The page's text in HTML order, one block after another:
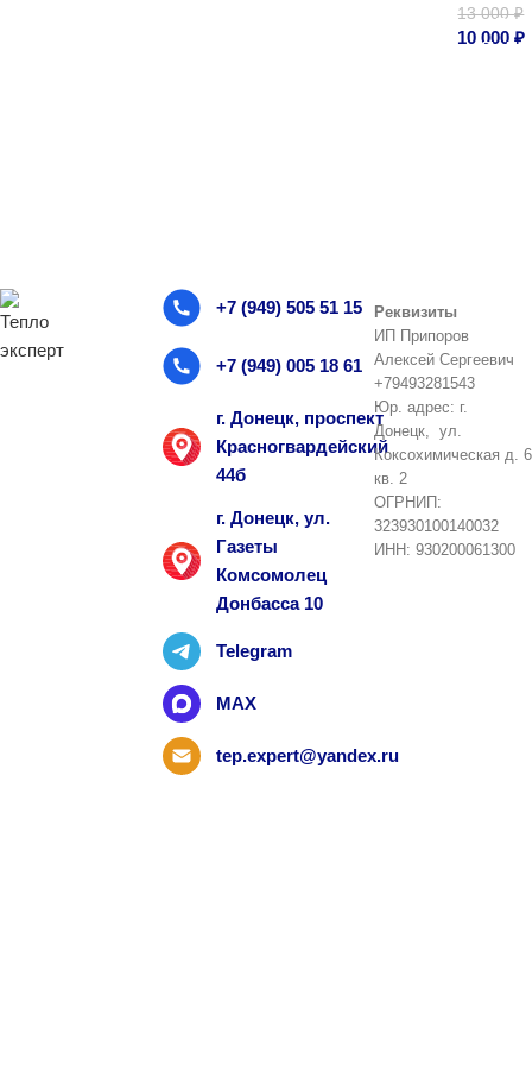
13 000₽
10 000₽
+7 (949) 505 51 15
+7 (949) 005 18 61
г. Донецк, проспект
Красногвардейский
44б
г. Донецк, ул.
Газеты
Комсомолец
Донбасса 10
Telegram
MAX
tep.expert@yandex.ru
Реквизиты
ИП Припоров
Алексей Сергеевич
+79493281543
Юр. адрес: г.
Донецк, ул.
Коксохимическая д. 6
кв. 2
ОГРНИП:
323930100140032
ИНН: 930200061300